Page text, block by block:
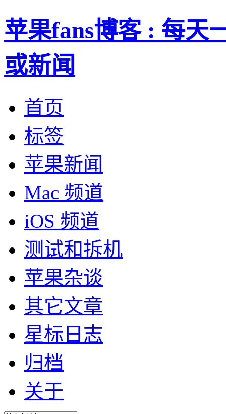
苹果fans博客 : 每天
或新闻
首页
标签
苹果新闻
Mac 频道
iOS 频道
测试和拆机
苹果杂谈
其它文章
星标日志
归档
关于